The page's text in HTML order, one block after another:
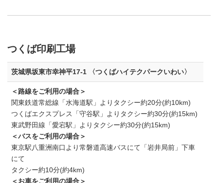
つくば印刷工場
茨城県坂東市幸神平17-1 〈つくばハイテクパークいわい〉
＜路線をご利用の場合＞
関東鉄道常総線「水海道駅」よりタクシー約20分(約10km)
つくばエクスプレス「守谷駅」よりタクシー約30分(約15km)
東武野田線「愛宕駅」よりタクシー約30分(約15km)
＜バスをご利用の場合＞
東京駅八重洲南口より常磐道高速バスにて「岩井局前」下車
にて
タクシー約10分(約4km)
＜お車をご利用の場合＞